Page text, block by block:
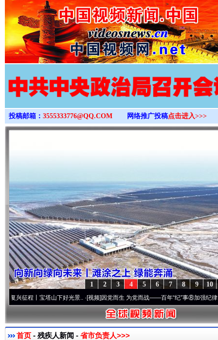
>
投稿邮箱： 3555333776@QQ.COM 网络推广投稿点击进入>>>
10
9
8
7
6
5
4
3
2
1
程丨宝塔山下好光景..·[视频]因党而生 为党而战——百年“纪”事⑧加强纪律..·[视频]
首页 - 残疾人新闻 - 省市负责人>>>